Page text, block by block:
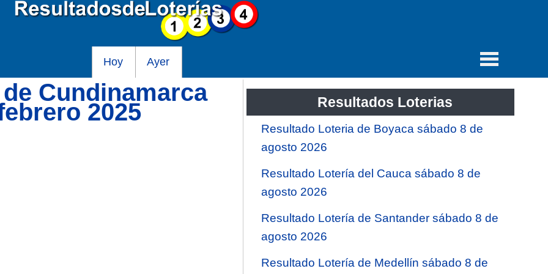
Hoy Ayer
Cundinamarca
2025 Resultados Loterias
Resultado Loteria de Boyaca sábado 8 de
agosto 2026
Resultado Lotería del Cauca sábado 8 de
agosto 2026
Resultado Lotería de Santander sábado 8 de
agosto 2026
Resultado Lotería de Medellín sábado 8 de